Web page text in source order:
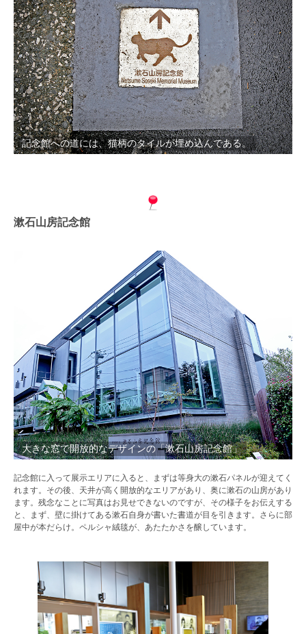
記念館への道には、猫柄のタイルが埋め込んである。
漱石山房記念館
大きな窓で開放的なデザインの「漱石山房記念館」
記念館に入って展示エリアに入ると、まずは等身大の漱石パネルが迎えてく
れます。その後、天井が高く開放的なエリアがあり、奥に漱石の山房があり
ます。残念なことに写真はお見せできないのですが、その様子をお伝えする
と、まず、壁に掛けてある漱石自身が書いた書道が目を引きます。さらに部
屋中が本だらけ。ペルシャ絨毯が、あたたかさを醸しています。